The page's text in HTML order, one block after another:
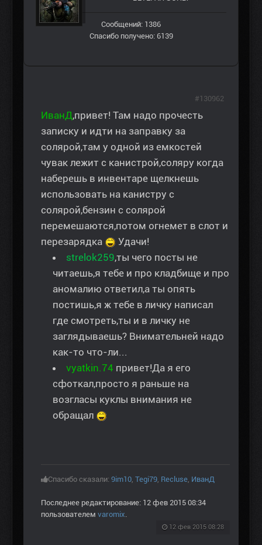
Сообщений: 1386
Спасибо получено: 6139
ИванД,привет! Там надо прочесть
записку и идти на заправку за
солярой,там у одной из емкостей
чувак лежит с канистрой,соляру когда
наберешь в инвентаре щелкнешь
использовать на канистру с
солярой,бензин с солярой
перемешаются,потом огнемет в слот и
перезарядка
Удачи!
strelok259,ты чего посты не
читаешь,я тебе и про кладбище и про
аномалию ответил,а ты опять
постишь,я ж тебе в личку написал
где смотреть,ты и в личку не
заглядываешь? Внимательней надо
как-то что-ли...
vyatkin.74 привет!Да я его
сфоткал,просто я раньше на
возгласы куклы внимания не
обращал
Спасибо сказали: 9im10, Tegi79, Recluse, ИванД
Последнее редактирование: 12 фев 2015 08:34
пользователем varomix.
12 фев 2015 08:28
#130962